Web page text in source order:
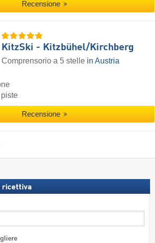
Recensione
KitzSki - Kitzbühel/​Kirchberg
Comprensorio a 5 stelle in Austria
Recensione
ricettiva